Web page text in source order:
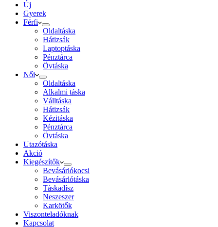
Új
Gyerek
Férfi
Oldaltáska
Hátizsák
Laptoptáska
Pénztárca
Övtáska
Női
Oldaltáska
Alkalmi táska
Válltáska
Hátizsák
Kézitáska
Pénztárca
Övtáska
Utazótáska
Akció
Kiegészítők
Bevásárlókocsi
Bevásárlótáska
Táskadísz
Neszeszer
Karkötők
Viszonteladóknak
Kapcsolat